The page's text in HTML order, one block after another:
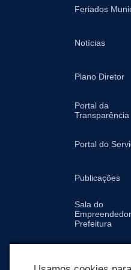
Feriados
Notícias
Plano Diretor
Portal da
Transparência
Portal do
Publicações
Sala do
Prefeitura